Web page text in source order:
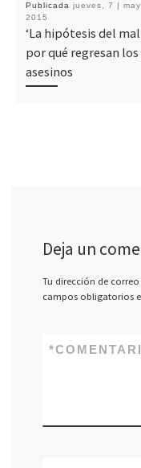
Publicada jueves, 7 |
2015
‘La hipótesis del
por qué regresan los
asesinos
Deja un
Tu dirección de
campos obligatorios
*